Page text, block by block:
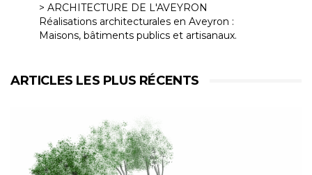
> ARCHITECTURE DE L'AVEYRON
Réalisations architecturales en Aveyron :
Maisons, bâtiments publics et artisanaux.
ARTICLES LES PLUS RÉCENTS